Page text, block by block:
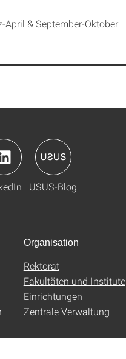
& September-Oktober
USUS-Blog
Organisation
Rektorat
Fakultäten und Institute
Einrichtungen
Zentrale Verwaltung